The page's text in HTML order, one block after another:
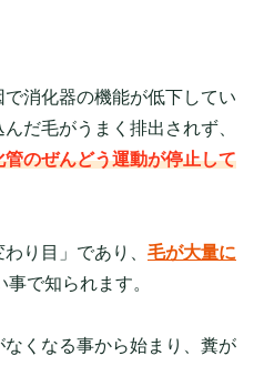
消化器の機能が低下してい
だ毛がうまく排出されず、
管のぜんどう運動が停止して
り目」であり、 毛が大量に
事で知られます。
くなる事から始まり、糞が